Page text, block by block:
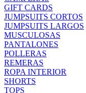
GIFT CARDS
JUMPSUITS CORTOS
JUMPSUITS LARGOS
MUSCULOSAS
PANTALONES
POLLERAS
REMERAS
ROPA INTERIOR
SHORTS
TOPS